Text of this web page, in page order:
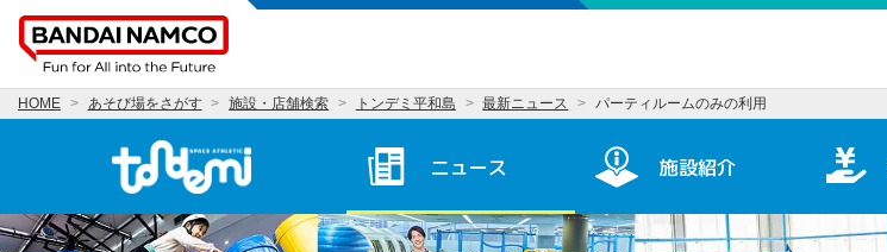
HOME あそび場をさがす 施設・店舗検索 トンデミ平和島 最新ニュース パーティルームのみの利用
トンデミ平和島 HOME
ニュース 施設紹介